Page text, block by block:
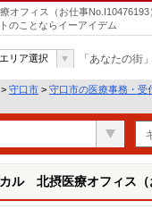
フィス（お仕事No.I10476193
のことならイーアイデム
エリア選択 「あなたの街
> 守口市 > 守口市の医療事務・受
ル 北摂医療オフィス（